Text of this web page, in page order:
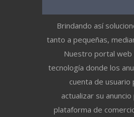
Brindando así
tanto a pequeñas,
Nuestro portal web
tecnología donde los
cuenta de
actualizar su
plataforma de